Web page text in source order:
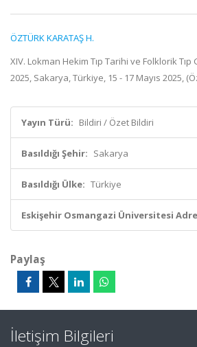
ÖZTÜRK KARATAŞ H.
XIV. Lokman Hekim Tıp Tarihi ve Folklorik Tıp
2025, Sakarya, Türkiye, 15 - 17 Mayıs 2025,
Yayın Türü: Bildiri / Özet Bildiri
Basıldığı Şehir: Sakarya
Basıldığı Ülke: Türkiye
Eskişehir Osmangazi Üniversitesi
Paylaş
İletişim Bilgileri